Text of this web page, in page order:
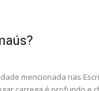
mencionada nas